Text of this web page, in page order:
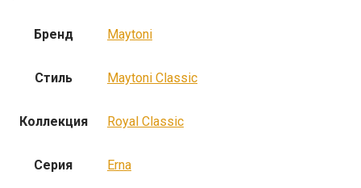
Бренд Maytoni
Стиль Maytoni Classic
Коллекция Royal Classic
Серия Erna